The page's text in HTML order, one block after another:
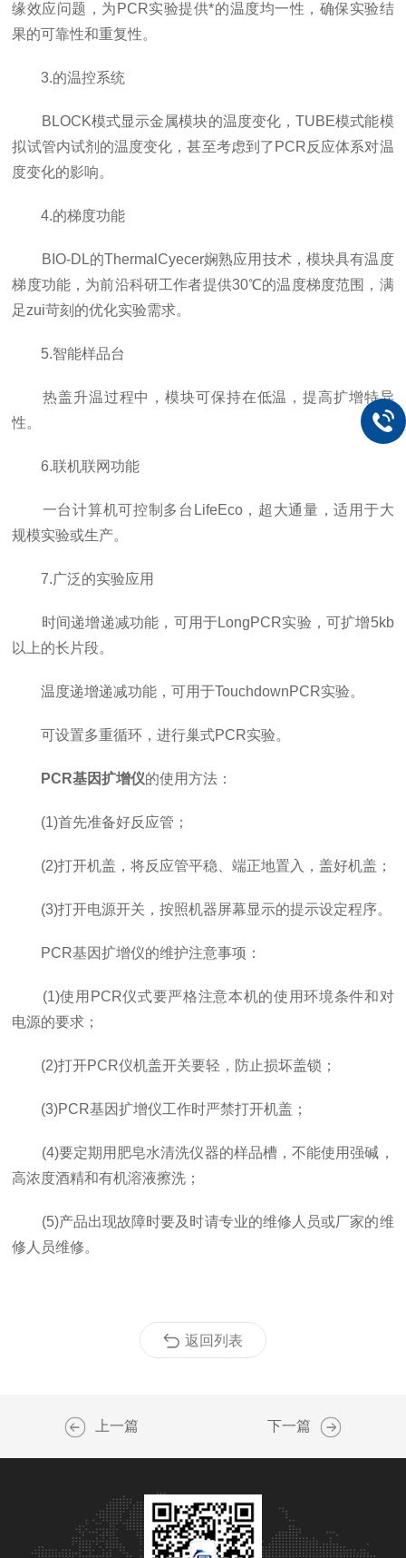
缘效应问题，为PCR实验提供*的温度均一性，确保实验结
果的可靠性和重复性。
3.的温控系统
BLOCK模式显示金属模块的温度变化，TUBE模式能模
拟试管内试剂的温度变化，甚至考虑到了PCR反应体系对温
度变化的影响。
4.的梯度功能
BIO-DL的ThermalCyecer娴熟应用技术，模块具有温度
梯度功能，为前沿科研工作者提供30℃的温度梯度范围，满
足zui苛刻的优化实验需求。
5.智能样品台
热盖升温过程中，模块可保持在低温，提高扩增特异
性。
6.联机联网功能
一台计算机可控制多台LifeEco，超大通量，适用于大
规模实验或生产。
7.广泛的实验应用
时间递增递减功能，可用于LongPCR实验，可扩增5kb
以上的长片段。
温度递增递减功能，可用于TouchdownPCR实验。
可设置多重循环，进行巢式PCR实验。
PCR基因扩增仪的使用方法：
(1)首先准备好反应管；
(2)打开机盖，将反应管平稳、端正地置入，盖好机盖；
(3)打开电源开关，按照机器屏幕显示的提示设定程序。
PCR基因扩增仪的维护注意事项：
(1)使用PCR仪式要严格注意本机的使用环境条件和对
电源的要求；
(2)打开PCR仪机盖开关要轻，防止损坏盖锁；
(3)PCR基因扩增仪工作时严禁打开机盖；
(4)要定期用肥皂水清洗仪器的样品槽，不能使用强碱，
高浓度酒精和有机溶液擦洗；
(5)产品出现故障时要及时请专业的维修人员或厂家的维
修人员维修。
返回列表
上一篇 下一篇